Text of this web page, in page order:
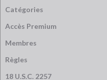
Catégories
Accès Premium
Membres
Règles
18 U.S.C. 2257